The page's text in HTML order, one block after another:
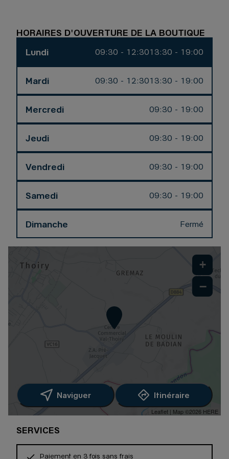
HORAIRES D'OUVERTURE DE LA BOUTIQUE
Lundi
09:30 - 12:3013:30 - 19:00
Mardi 09:30 - 12:3013:30 - 19:00
Mercredi 09:30 - 19:00
Jeudi 09:30 - 19:00
Vendredi 09:30 - 19:00
Samedi 09:30 - 19:00
Dimanche Fermé
+
−
Leaflet | Map ©2026 HERE
Naviguer Itinéraire
SERVICES
Paiement en 3 fois sans frais